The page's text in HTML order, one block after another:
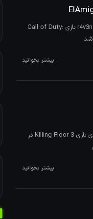
بازی Call of Duty: Black Ops 6 فشرده دریافت بازی در نسخه r4v3n + ElAmigos + DODI بازی Call of Duty:
بیشتر بخوانید
بازی Killing Floor 3 فشرده دریافت بازی در 3 نسخه ElAmigos + DODI + FitGirl دنیای بازی Killing Floor 3 در
بیشتر بخوانید